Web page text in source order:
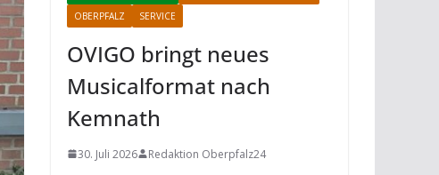
OBERPFALZ
SERVICE
OVIGO bringt neues
Musicalformat nach
Kemnath
30. Juli 2026 Redaktion Oberpfalz24